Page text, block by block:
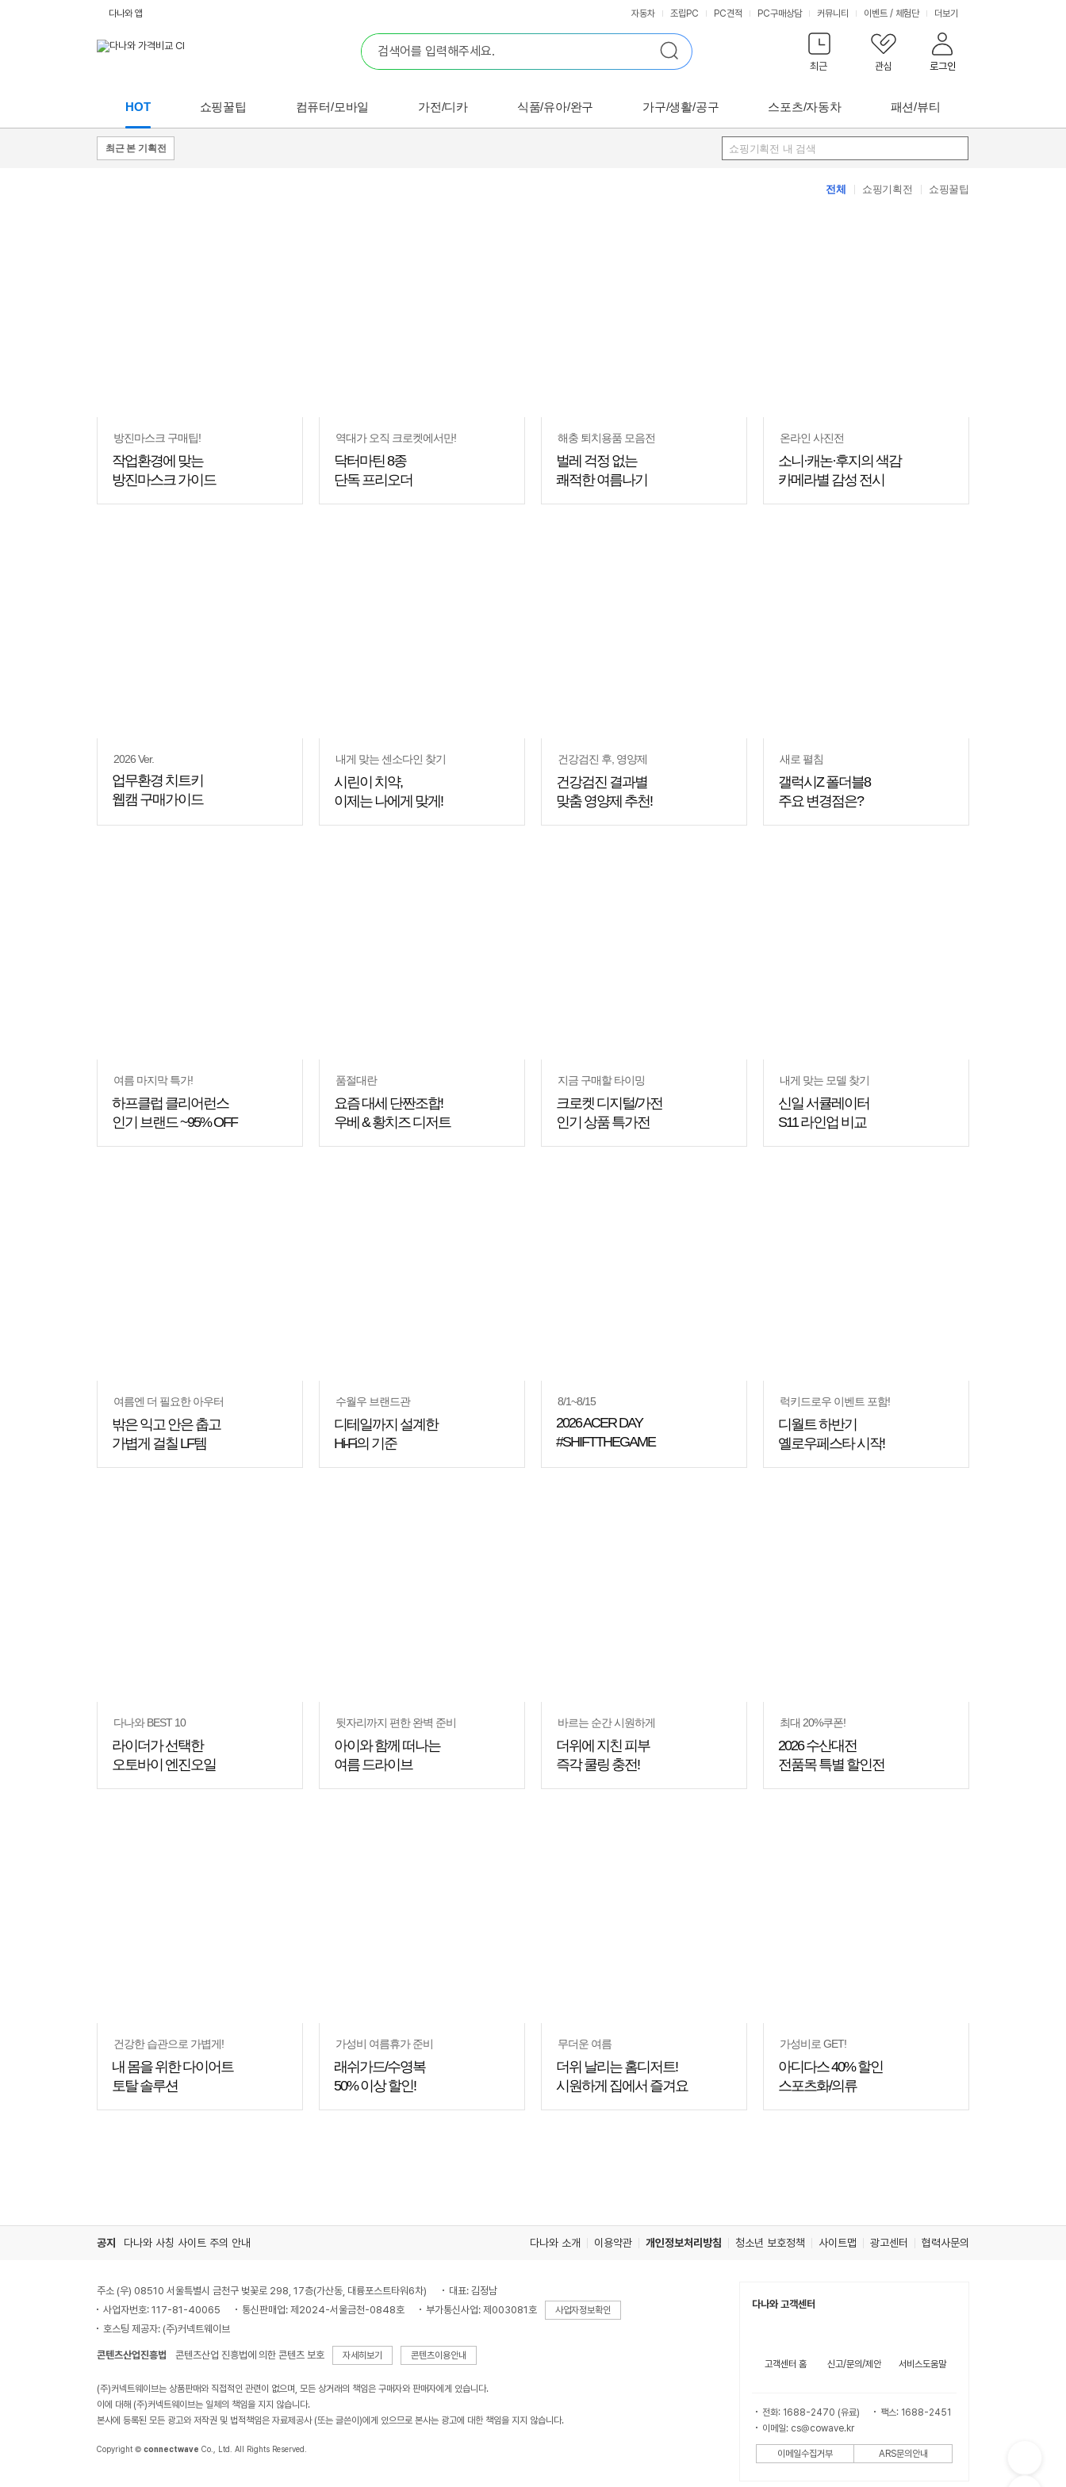
최근 관심 로그인
다나와 앱 자동차 조립PC PC견적 PC구매상담 커뮤니티 이벤트 / 체험단 더보기
HOT 쇼핑꿀팁 컴퓨터/모바일 가전/디카 식품/유아/완구 가구/생활/공구 스포츠/자동차 패션/뷰티
쇼핑기획전 내 검색
최근 본 기획전
전체 쇼핑기획전 쇼핑꿀팁
방진마스크 구매팁!
작업환경에 맞는
방진마스크 가이드
역대가 오직 크로켓에서만!
닥터마틴 8종
단독 프리오더
해충 퇴치용품 모음전
벌레 걱정 없는
쾌적한 여름나기
온라인 사진전
소니·캐논·후지의 색감
카메라별 감성 전시
2026 Ver.
업무환경 치트키
웹캠 구매가이드
내게 맞는 센소다인 찾기
시린이 치약,
이제는 나에게 맞게!
건강검진 후, 영양제
건강검진 결과별
맞춤 영양제 추천!
새로 펼침
갤럭시Z 폴더블8
주요 변경점은?
여름 마지막 특가!
하프클럽 클리어런스
인기 브랜드 ~95% OFF
품절대란
요즘 대세 단짠조합!
우베 & 황치즈 디저트
지금 구매할 타이밍
크로켓 디지털/가전
인기 상품 특가전
내게 맞는 모델 찾기
신일 서큘레이터
S11 라인업 비교
여름엔 더 필요한 아우터
밖은 익고 안은 춥고
가볍게 걸칠 LF템
수월우 브랜드관
디테일까지 설계한
Hi-Fi의 기준
8/1~8/15
2026 ACER DAY
#SHIFTTHEGAME
럭키드로우 이벤트 포함!
디월트 하반기
옐로우페스타 시작!
다나와 BEST 10
라이더가 선택한
오토바이 엔진오일
뒷자리까지 편한 완벽 준비
아이와 함께 떠나는
여름 드라이브
바르는 순간 시원하게
더위에 지친 피부
즉각 쿨링 충전!
최대 20%쿠폰!
2026 수산대전
전품목 특별 할인전
건강한 습관으로 가볍게!
내 몸을 위한 다이어트
토탈 솔루션
가성비 여름휴가 준비
래쉬가드/수영복
50% 이상 할인!
무더운 여름
더위 날리는 홈디저트!
시원하게 집에서 즐겨요
가성비로 GET!
아디다스 40% 할인
스포츠화/의류
공지 다나와 사칭 사이트 주의 안내 다나와 소개 이용약관 개인정보처리방침 청소년 보호정책 사이트맵 광고센터 협력사문의
주소 (우) 08510 서울특별시 금천구 벚꽃로 298, 17층(가산동, 대륭포스트타워6차)
대표: 김정남
사업자번호: 117-81-40065
통신판매업: 제2024-서울금천-0848호 부가통신사업: 제003081호 사업자정보확인
호스팅 제공자: (주)커넥트웨이브
콘텐츠산업진흥법 콘텐츠산업 진흥법에 의한 콘텐츠 보호 자세히보기 콘텐츠이용안내
(주)커넥트웨이브는 상품판매와 직접적인 관련이 없으며, 모든 상거래의 책임은 구매자와 판매자에게 있습니다.
이에 대해 (주)커넥트웨이브는 일체의 책임을 지지 않습니다.
본사에 등록된 모든 광고와 저작권 및 법적책임은 자료제공사 (또는 글쓴이)에게 있으므로 본사는 광고에 대한 책임을 지지 않습니다.
Copyright © connectwave Co., Ltd. All Rights Reserved.
다나와 고객센터
고객센터 홈 신고/문의/제안 서비스도움말
전화: 1688-2470 (유료)
팩스: 1688-2451
이메일: cs@cowave.kr
이메일수집거부 ARS문의안내